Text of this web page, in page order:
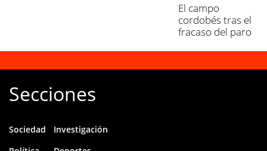
El campo
cordobés tras el
fracaso del paro
Secciones
Sociedad
Investigación